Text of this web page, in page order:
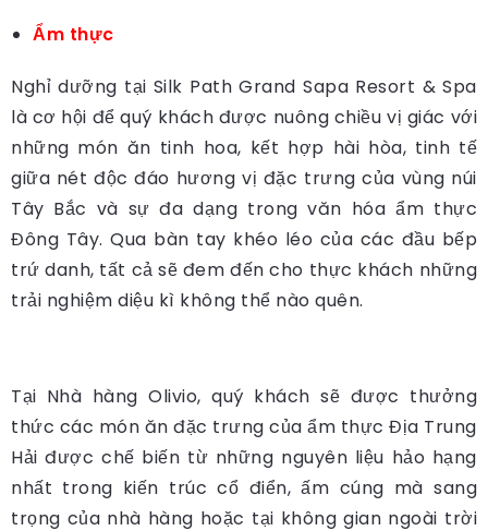
Ẩm thực
Nghỉ dưỡng tại Silk Path Grand Sapa Resort & Spa
là cơ hội để quý khách được nuông chiều vị giác với
những món ăn tinh hoa, kết hợp hài hòa, tinh tế
giữa nét độc đáo hương vị đặc trưng của vùng núi
Tây Bắc và sự đa dạng trong văn hóa ẩm thực
Đông Tây. Qua bàn tay khéo léo của các đầu bếp
trứ danh, tất cả sẽ đem đến cho thực khách những
trải nghiệm diệu kì không thể nào quên.
Tại Nhà hàng Olivio, quý khách sẽ được thưởng
thức các món ăn đặc trưng của ẩm thực Địa Trung
Hải được chế biến từ những nguyên liệu hảo hạng
nhất trong kiến trúc cổ điển, ấm cúng mà sang
trọng của nhà hàng hoặc tại không gian ngoài trời